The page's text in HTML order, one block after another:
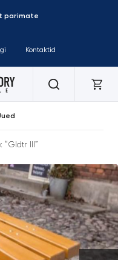
parimate
Kontaktid
“Gldtr III”